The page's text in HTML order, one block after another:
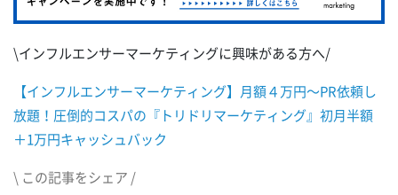
\インフルエンサーマーケティングに興味がある方へ/
【インフルエンサーマーケティング】月額４万円～PR依頼し
放題！圧倒的コスパの『トリドリマーケティング』初月半額
＋1万円キャッシュバック
\ この記事をシェア /